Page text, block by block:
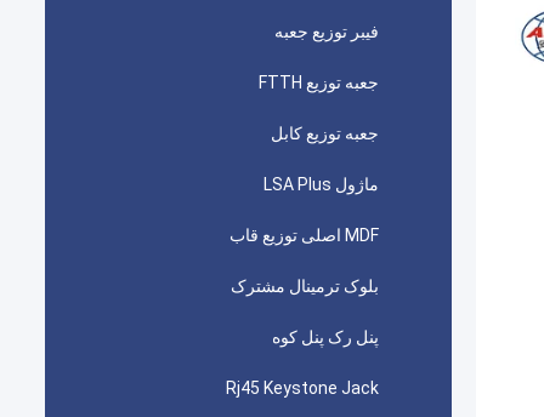
فیبر توزیع جعبه
جعبه توزیع FTTH
جعبه توزیع کابل
ماژول LSA Plus
MDF اصلی توزیع قاب
بلوک ترمینال مشترک
پنل رک پنل کوه
Rj45 Keystone Jack